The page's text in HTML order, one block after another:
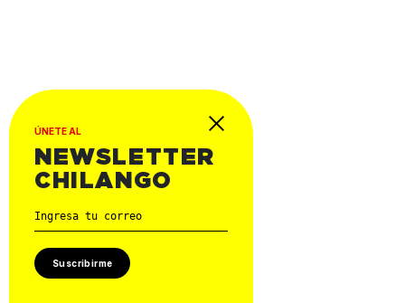
ÚNETE AL
NEWSLETTER
CHILANGO
Suscribirme